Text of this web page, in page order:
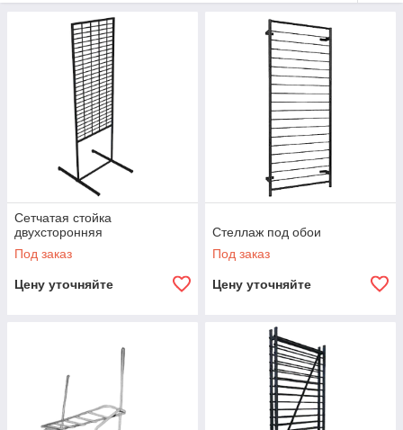
при интенсивной эксплуатации. Благодаря открытой
конструкции покупатели легко видят товар, а персонал может
быстро пополнять и обслуживать витрины.
Области применения:
размещение крепежа (саморезы, гвозди, дюбели)
выкладка инструментов и расходных материалов
демонстрация аксессуаров, комплектующих и
упаковочных товаров
организация прикассовых зон
Ассортимент оборудования:
навесные крючки и держатели для
торговые стойки и стеллажи
высокая прочность и устойчивость к нагрузкам
эффективное использование торговой площади
Сетчатая стойка
двухсторонняя
Под заказ
Цену уточняйте
Стеллаж под обои
Под заказ
Цену уточняйте